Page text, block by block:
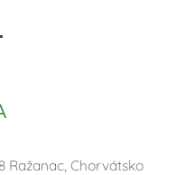
Chorvátsko